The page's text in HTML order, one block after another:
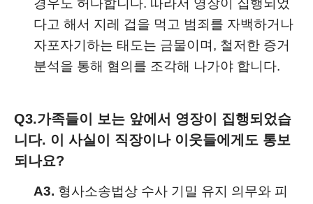
경우도 허다합니다. 따라서 영장이 집행되었
다고 해서 지레 겁을 먹고 범죄를 자백하거나
자포자기하는 태도는 금물이며, 철저한 증거
분석을 통해 혐의를 조각해 나가야 합니다.
Q3.가족들이 보는 앞에서 영장이 집행되었습
니다. 이 사실이 직장이나 이웃들에게도 통보
되나요?
A3. 형사소송법상 수사 기밀 유지 의무와 피